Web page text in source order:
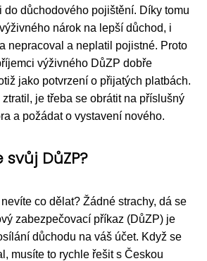
do důchodového pojištění. Díky tomu
nárok na lepší důchod, i
nepracoval a neplatil pojistné. Proto
výživného DůZP dobře
jako potvrzení o přijatých platbách.
je třeba se obrátit na příslušný
a požádat o vystavení nového.
DůZP?
co dělat? Žádné strachy, dá se
zabezpečovací příkaz (DůZP) je
důchodu na váš účet. Když se
musíte to rychle řešit s Českou